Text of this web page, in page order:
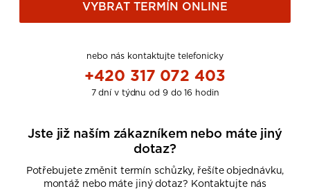
VYBRAT TERMÍN ONLINE
nebo nás kontaktujte telefonicky
+420 317 072 403
7 dní v týdnu od 9 do 16 hodin
Jste již naším zákazníkem nebo máte jiný
dotaz?
Potřebujete změnit termín schůzky, řešíte objednávku,
montáž nebo máte jiný dotaz? Kontaktujte nás